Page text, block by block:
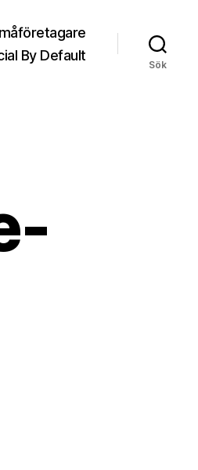
By Default
Sök